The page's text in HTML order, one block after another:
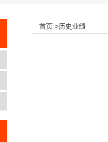
首页 >历史业绩